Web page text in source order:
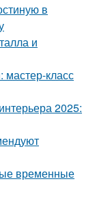
в
и
мастер-класс
2025:
временные